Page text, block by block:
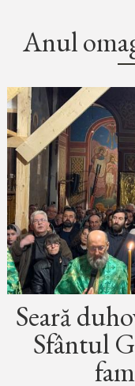
Anul
Seară
Sfântul